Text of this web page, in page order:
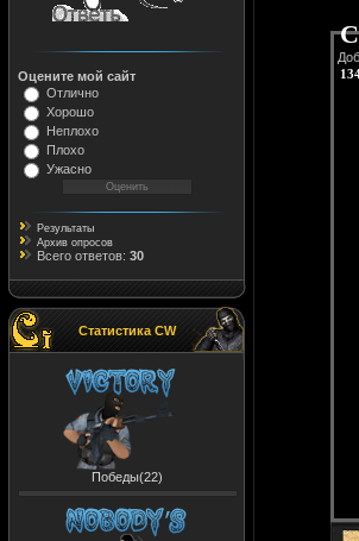
Оцените мой сайт
Отлично
Хорошо
Неплохо
Плохо
Ужасно
Результаты
Архив опросов
Всего ответов: 30
Статистика CW
Победы(22)